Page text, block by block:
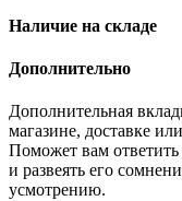
Наличие на складе
Дополнительно
Дополнительная
магазине, доставке
Поможет вам
и развеять его
усмотрению.